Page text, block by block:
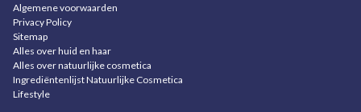
Algemene voorwaarden
Privacy Policy
Sitemap
Alles over huid en haar
Alles over natuurlijke cosmetica
Ingrediëntenlijst Natuurlijke Cosmetica
Lifestyle